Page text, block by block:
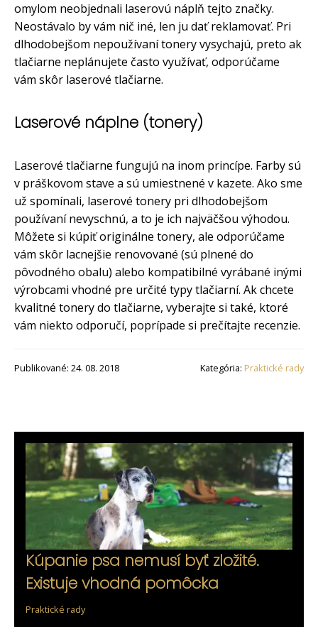
omylom neobjednali laserovú náplň tejto značky.
Neostávalo by vám nič iné, len ju dať reklamovať. Pri
dlhodobejšom nepoužívaní tonery vysychajú, preto ak
tlačiarne neplánujete často využívať, odporúčame
vám skôr laserové tlačiarne.
Laserové náplne (tonery)
Laserové tlačiarne fungujú na inom princípe. Farby sú
v práškovom stave a sú umiestnené v kazete. Ako sme
už spomínali, laserové tonery pri dlhodobejšom
používaní nevyschnú, a to je ich najväčšou výhodou.
Môžete si kúpiť originálne tonery, ale odporúčame
vám skôr lacnejšie renovované (sú plnené do
pôvodného obalu) alebo kompatibilné vyrábané inými
výrobcami vhodné pre určité typy tlačiarní. Ak chcete
kvalitné tonery do tlačiarne, vyberajte si také, ktoré
vám niekto odporučí, poprípade si prečítajte recenzie.
Publikované: 24. 08. 2018 Kategória: Praktické rady
Kúpanie psa nemusí byť zložité.
Existuje vhodná pomôcka
Praktické rady